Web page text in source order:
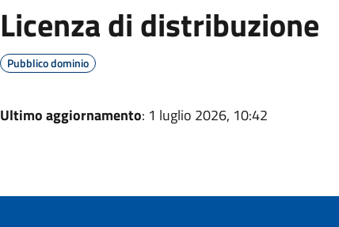
Licenza di distribuzione
Pubblico dominio
Ultimo aggiornamento: 1 luglio 2026, 10:42